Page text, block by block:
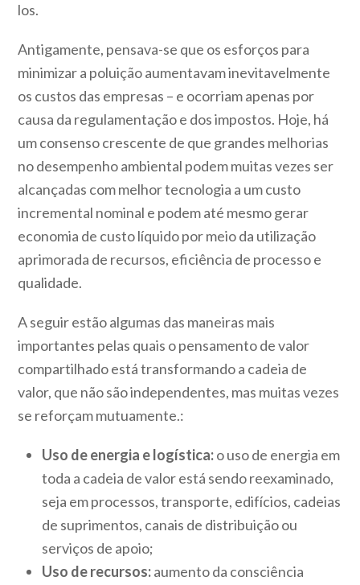
los.
Antigamente, pensava-se que os esforços para
minimizar a poluição aumentavam inevitavelmente
os custos das empresas – e ocorriam apenas por
causa da regulamentação e dos impostos. Hoje, há
um consenso crescente de que grandes melhorias
no desempenho ambiental podem muitas vezes ser
alcançadas com melhor tecnologia a um custo
incremental nominal e podem até mesmo gerar
economia de custo líquido por meio da utilização
aprimorada de recursos, eficiência de processo e
qualidade.
A seguir estão algumas das maneiras mais
importantes pelas quais o pensamento de valor
compartilhado está transformando a cadeia de
valor, que não são independentes, mas muitas vezes
se reforçam mutuamente.:
Uso de energia e logística:o uso de energia em
toda a cadeia de valor está sendo reexaminado,
seja em processos, transporte, edifícios, cadeias
de suprimentos, canais de distribuição ou
serviços de apoio;
Uso de recursos:aumento da consciência